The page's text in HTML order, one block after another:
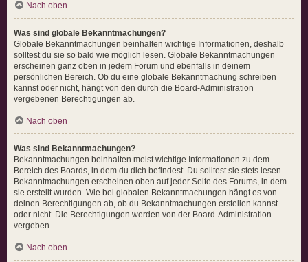
Nach oben
Was sind globale Bekanntmachungen?
Globale Bekanntmachungen beinhalten wichtige Informationen, deshalb
solltest du sie so bald wie möglich lesen. Globale Bekanntmachungen
erscheinen ganz oben in jedem Forum und ebenfalls in deinem
persönlichen Bereich. Ob du eine globale Bekanntmachung schreiben
kannst oder nicht, hängt von den durch die Board-Administration
vergebenen Berechtigungen ab.
Nach oben
Was sind Bekanntmachungen?
Bekanntmachungen beinhalten meist wichtige Informationen zu dem
Bereich des Boards, in dem du dich befindest. Du solltest sie stets lesen.
Bekanntmachungen erscheinen oben auf jeder Seite des Forums, in dem
sie erstellt wurden. Wie bei globalen Bekanntmachungen hängt es von
deinen Berechtigungen ab, ob du Bekanntmachungen erstellen kannst
oder nicht. Die Berechtigungen werden von der Board-Administration
vergeben.
Nach oben